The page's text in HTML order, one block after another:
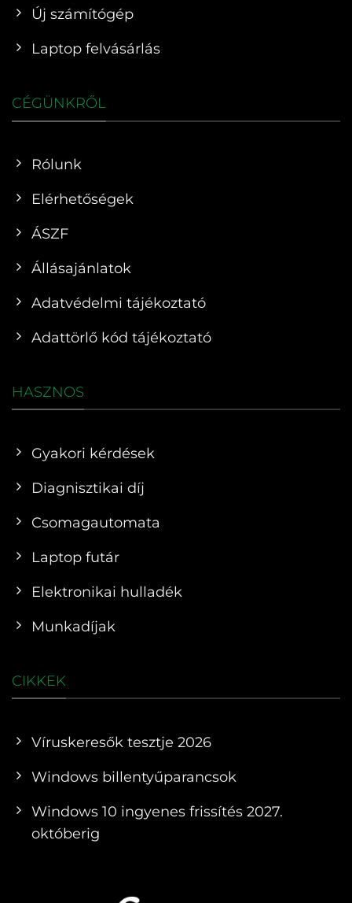
Új számítógép
Laptop felvásárlás
CÉGÜNKRŐL
Rólunk
Elérhetőségek
ÁSZF
Állásajánlatok
Adatvédelmi tájékoztató
Adattörlő kód tájékoztató
HASZNOS
Gyakori kérdések
Diagnisztikai díj
Csomagautomata
Laptop futár
Elektronikai hulladék
Munkadíjak
CIKKEK
Víruskeresők tesztje 2026
Windows billentyűparancsok
Windows 10 ingyenes frissítés 2027.
októberig